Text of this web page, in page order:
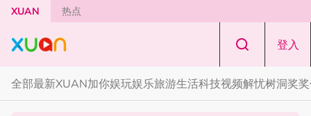
Skip to main content
XUAN 热点
登入
全部最新XUAN加你娱玩娱乐旅游生活科技视频解忧树洞奖